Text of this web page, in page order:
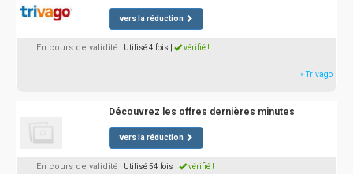
vers la réduction
En cours de validité | Utilisé 4 fois vérifié !
» Trivago
Découvrez les offres dernières minutes
vers la réduction
En cours de validité | Utilisé 54 fois vérifié !